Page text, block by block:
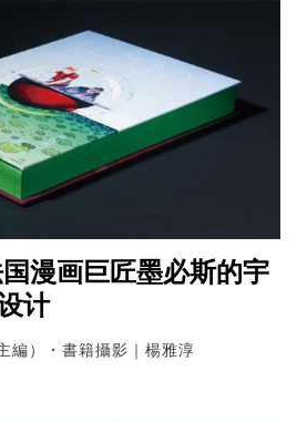
漫画巨匠墨必斯的宇
计
編）・書籍攝影｜楊雅淳